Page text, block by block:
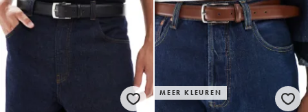
MEER KLEUREN